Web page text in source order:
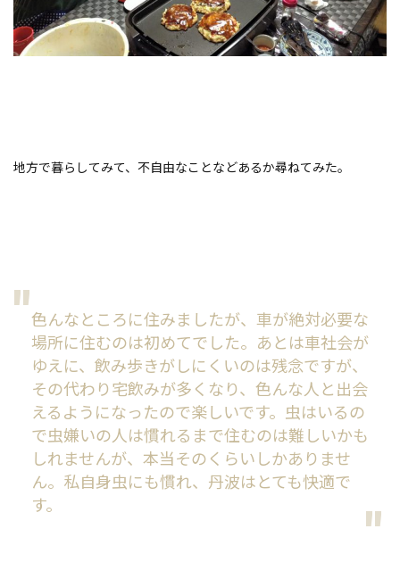
地方で暮らしてみて、不自由なことなどあるか尋ねてみた。
色んなところに住みましたが、車が絶対必要な
場所に住むのは初めてでした。あとは車社会が
ゆえに、飲み歩きがしにくいのは残念ですが、
その代わり宅飲みが多くなり、色んな人と出会
えるようになったので楽しいです。虫はいるの
で虫嫌いの人は慣れるまで住むのは難しいかも
しれませんが、本当そのくらいしかありませ
ん。私自身虫にも慣れ、丹波はとても快適で
す。